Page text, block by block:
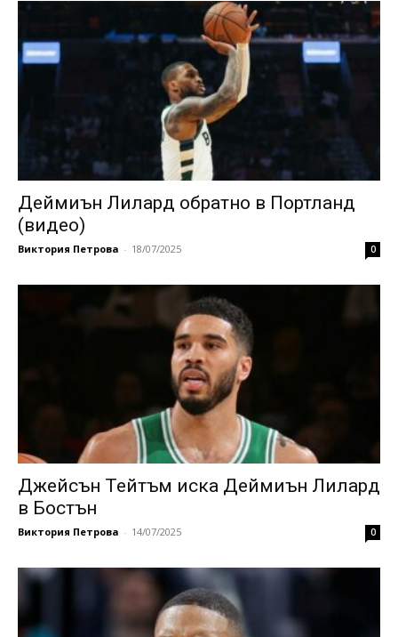
Деймиън Лилард обратно в Портланд
(видео)
Виктория Петрова - 18/07/2025 0
Джейсън Тейтъм иска Деймиън Лилард
в Бостън
Виктория Петрова - 14/07/2025 0